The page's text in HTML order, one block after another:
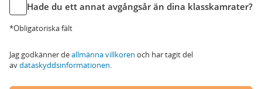
Hade du ett annat avgångsår än dina klasskamrater?
*Obligatoriska fält
Jag godkänner deallmänna villkoren och har tagit del
avdataskyddsinformationen.